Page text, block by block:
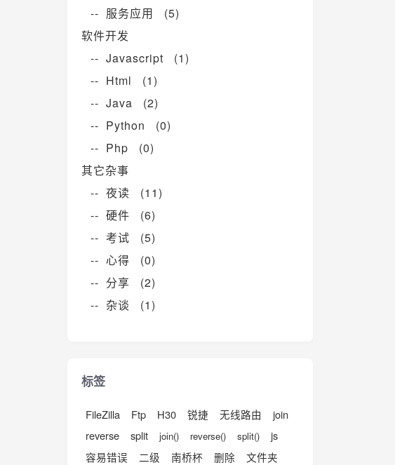
-- 服务应用 (5)
软件开发
-- Javascript (1)
-- Html (1)
-- Java (2)
-- Python (0)
-- Php (0)
其它杂事
-- 夜读 (11)
-- 硬件 (6)
-- 考试 (5)
-- 心得 (0)
-- 分享 (2)
-- 杂谈 (1)
标签
FileZilla Ftp H30 锐捷 无线路由
join
reverse
split join() reverse() split()
js
容易错误
二级 南桥杯 删除
文件夹